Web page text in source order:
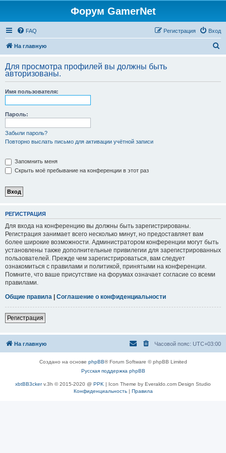
Форум GamerNet
FAQ Вход
Регистрация
На главную
с
Для просмотра профилей вы должны быть
авторизованы.
Имя пользователя:
Пароль:
Забыли пароль?
Повторно выслать письмо для активации учётной записи
Запомнить меня
Скрыть моё пребывание на конференции в этот раз
РЕГИСТРАЦИЯ
Для входа на конференцию вы должны быть зарегистрированы.
Регистрация занимает всего несколько минут, но предоставляет вам
более широкие возможности. Администратором конференции могут быть
установлены также дополнительные привилегии для зарегистрированных
пользователей. Прежде чем зарегистрироваться, вам следует
ознакомиться с правилами и политикой, принятыми на конференции.
Помните, что ваше присутствие на форумах означает согласие со всеми
правилами.
Общие правила | Соглашение о конфиденциальности
Регистрация
На главную Часовой пояс: UTC+03:00
Создано на основе phpBB® Forum Software © phpBB Limited
Русская поддержка phpBB
xbtBB3ckerv.3h © 2015-2020 @ PPK | Icon Theme by Everaldo.com Design Studio
Конфиденциальность| Правила